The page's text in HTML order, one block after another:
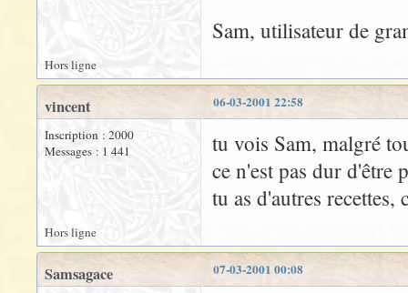
Sam, utilisateur de
Hors ligne
06-03-2001 22:58
vincent
Inscription : 2000
Messages : 1 441
tu vois Sam, malgré
ce n'est pas dur d'être
tu as d'autres recettes,
Hors ligne
07-03-2001 00:08
Samsagace